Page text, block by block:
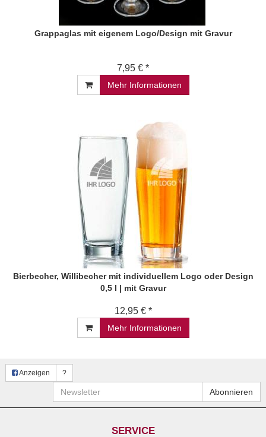
Grappaglas mit eigenem Logo/Design mit Gravur
7,95 € *
Mehr Informationen
Bierbecher, Willibecher mit individuellem Logo oder Design
0,5 l | mit Gravur
12,95 € *
Mehr Informationen
Anzeigen ?
Newsletter Abonnieren
SERVICE